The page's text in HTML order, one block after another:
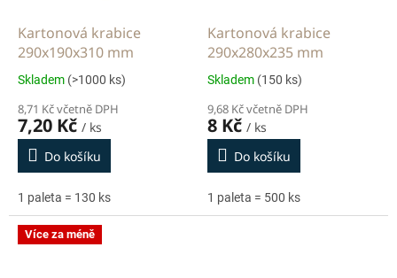
Kartonová krabice
290x190x310 mm
Skladem (>1000 ks)
8,71 Kč včetně DPH
7,20 Kč / ks
Do košíku
1 paleta = 130 ks
Kartonová krabice
290x280x235 mm
Skladem (150 ks)
9,68 Kč včetně DPH
8 Kč / ks
Do košíku
1 paleta = 500 ks
Více za méně